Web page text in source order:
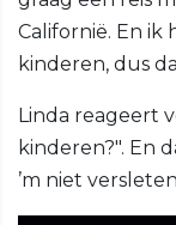
Californië. En ik
kinderen, dus
Linda reageert
kinderen?". En
’m niet